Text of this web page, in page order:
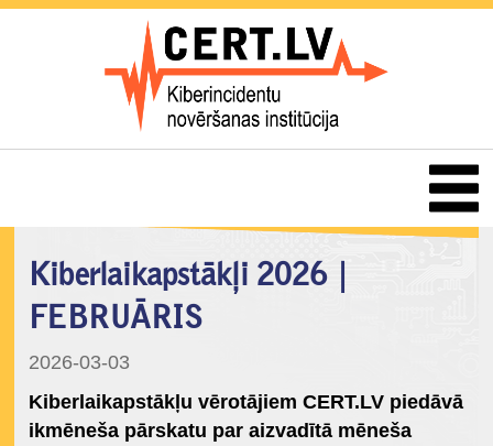
Kiberlaikapstākļi 2026 |
FEBRUĀRIS
2026-03-03
Kiberlaikapstākļu vērotājiem CERT.LV piedāvā
ikmēneša pārskatu par aizvadītā mēneša